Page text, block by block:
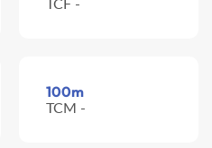
100m
TCM -